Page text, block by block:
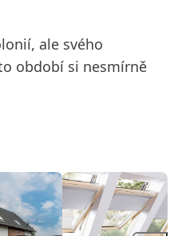
ale svého
období si nesmírně